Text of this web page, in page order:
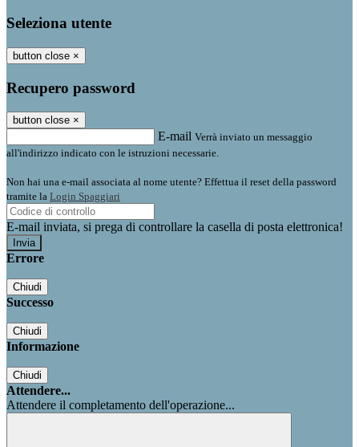
Seleziona utente
button close ×
Recupero password
button close ×
E-mail Verrà inviato un messaggio
all'indirizzo indicato con le istruzioni necessarie.
Non hai una e-mail associata al nome utente? Effettua il reset della password
tramite la Login Spaggiari
E-mail inviata, si prega di controllare la casella di posta elettronica!
Errore
Chiudi
Successo
Chiudi
Informazione
Chiudi
Attendere...
Attendere il completamento dell'operazione...